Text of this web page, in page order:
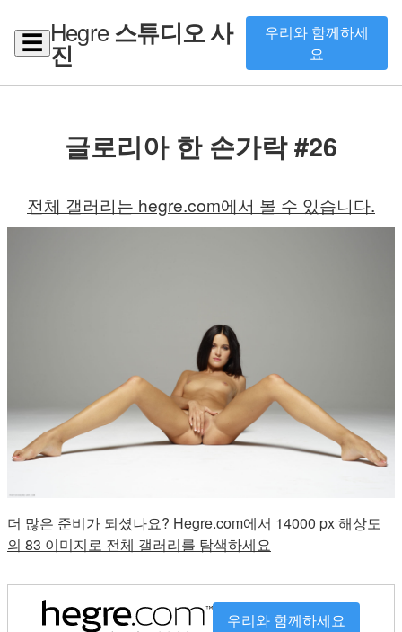
☰ Hegre스튜디오 사
진
우리와 함께하세
요
글로리아 한 손가락 #26
전체 갤러리는 hegre.com에서 볼 수 있습니다.
더 많은 준비가 되셨나요? Hegre.com에서 14000 px 해상도
의 83 이미지로 전체 갤러리를 탐색하세요
우리와 함께하세요